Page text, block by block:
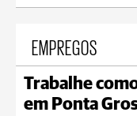
EMPREGOS
Trabalhe
em Ponta